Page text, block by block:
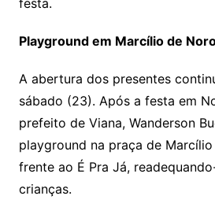
festa.
Playground em Marcílio de
A abertura dos presentes
sábado (23). Após a festa em
prefeito de Viana, Wanderson
playground na praça de
frente ao É Pra Já,
crianças.